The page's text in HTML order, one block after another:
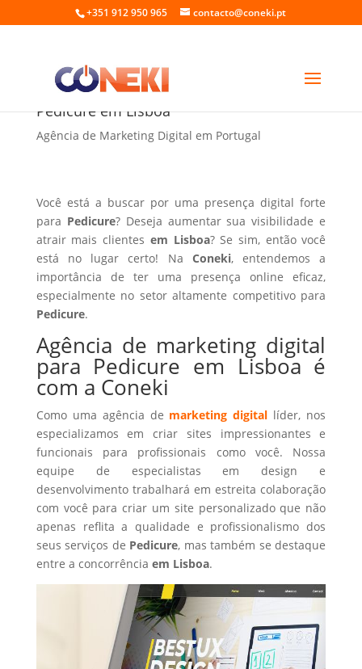
+351 912 950 965 contacto@coneki.pt
Agência de marketing digital para
Pedicure em Lisboa
Agência de Marketing Digital em Portugal
Você está a buscar por uma presença digital forte
para Pedicure? Deseja aumentar sua visibilidade e
atrair mais clientes em Lisboa? Se sim, então você
está no lugar certo! Na Coneki, entendemos a
importância de ter uma presença online eficaz,
especialmente no setor altamente competitivo para
Pedicure.
Agência de marketing digital
para Pedicure em Lisboa é
com a Coneki
Como uma agência de marketing digital líder, nos
especializamos em criar sites impressionantes e
funcionais para profissionais como você. Nossa
equipe de especialistas em design e
desenvolvimento trabalhará em estreita colaboração
com você para criar um site personalizado que não
apenas reflita a qualidade e profissionalismo dos
seus serviços de Pedicure, mas também se destaque
entre a concorrência em Lisboa.